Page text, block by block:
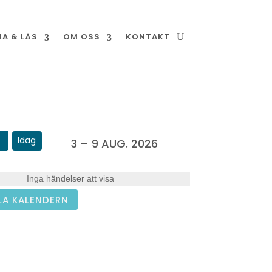
& LÄS OM OSS KONTAKT
Idag 3 – 9 AUG. 2026
Inga händelser att visa
KALENDERN